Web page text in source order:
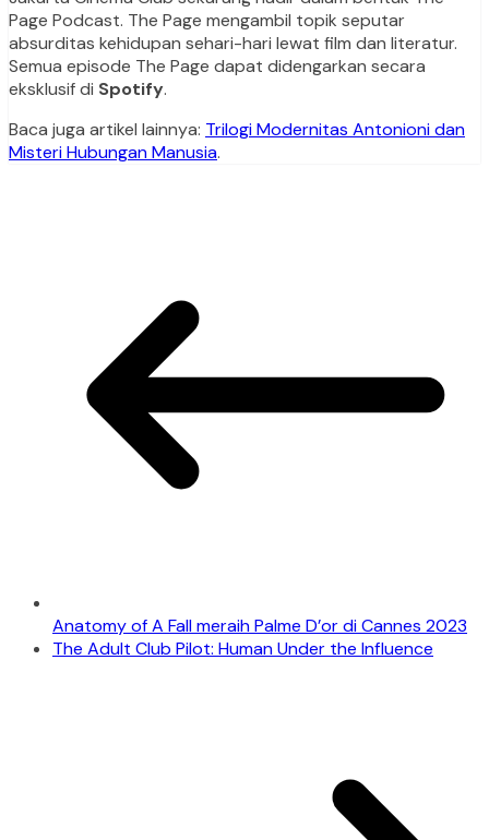
Page Podcast. The Page mengambil topik seputar
absurditas kehidupan sehari-hari lewat film dan literatur.
Semua episode The Page dapat didengarkan secara
eksklusif di Spotify.
Baca juga artikel lainnya: Trilogi Modernitas Antonioni dan
Misteri Hubungan Manusia.
Anatomy of A Fall meraih Palme D’or di Cannes 2023
The Adult Club Pilot: Human Under the Influence